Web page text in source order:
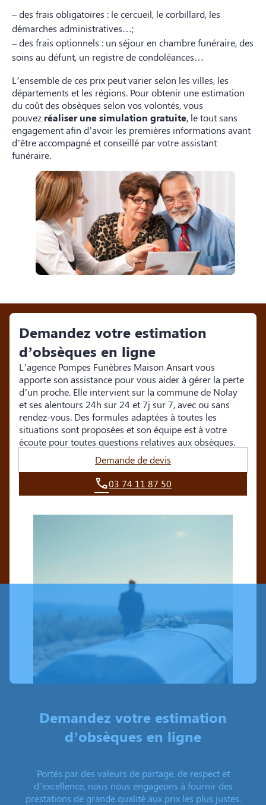
– des frais obligatoires : le cercueil, le corbillard, les
démarches administratives…;
– des frais optionnels : un séjour en chambre funéraire, des
soins au défunt, un registre de condoléances…
L’ensemble de ces prix peut varier selon les villes, les
départements et les régions. Pour obtenir une estimation
du coût des obsèques selon vos volontés, vous
pouvez réaliser une simulation gratuite, le tout sans
engagement afin d’avoir les premières informations avant
d’être accompagné et conseillé par votre assistant
funéraire.
Demandez votre estimation
d’obsèques en ligne
L’agence Pompes Funèbres Maison Ansart vous
apporte son assistance pour vous aider à gérer la perte
d’un proche. Elle intervient sur la commune de Nolay
et ses alentours 24h sur 24 et 7j sur 7, avec ou sans
rendez-vous. Des formules adaptées à toutes les
situations sont proposées et son équipe est à votre
écoute pour toutes questions relatives aux obsèques.
Demande de devis
03 74 11 87 50
Demandez votre estimation
d’obsèques en ligne
Portés par des valeurs de partage, de respect et
d’excellence, nous nous engageons à fournir des
prestations de grande qualité aux prix les plus justes.